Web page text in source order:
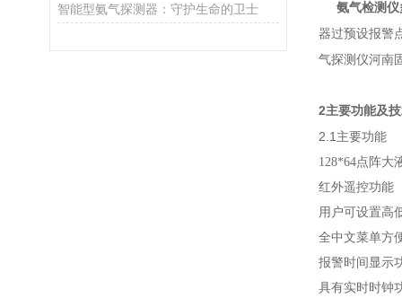
智能型氨气探测器：守护生命的卫士
氨气检测
器过预设报警
气探测仪河南
2主要功能及
2.1 主要功能
128*64点阵大
红外遥控功能
用户可设置高
全中文菜单方
报警时间显示
具有实时时钟